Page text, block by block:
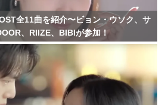
全11曲を紹介〜ビョン・ウソク、サ
、RIIZE、BIBIが参加！